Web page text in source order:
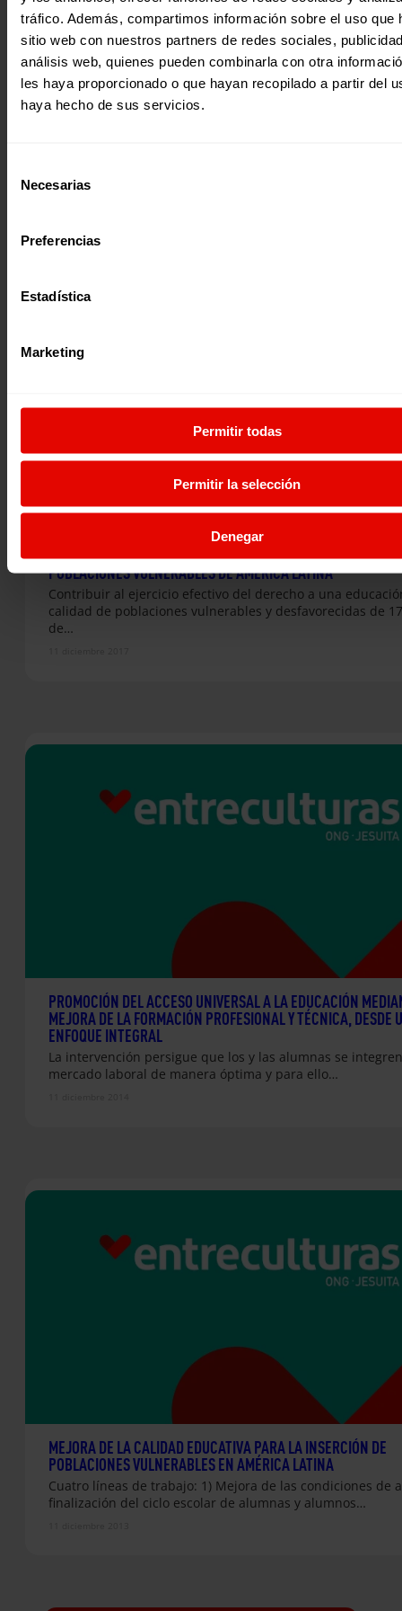
tráfico. Además, compartimos información sobre el uso que
sitio web con nuestros partners de redes sociales,
análisis web, quienes pueden combinarla con otra
les haya proporcionado o que hayan recopilado a partir del
haya hecho de sus servicios.
Necesarias
Preferencias
Estadística
Marketing
Permitir todas
Permitir la selección
Denegar
DINAMIZACIÓN DE LA ECONOMÍA LOCAL EN TRES
distrito de Yasy Cañy.…
CONVENIO DE CALIDAD EDUCATIVA PARA LA INSERCIÓN DE
POBLACIONES VULNERABLES DE AMÉRICA LATINA
Contribuir al ejercicio efectivo del derecho a una
calidad de poblaciones vulnerables y desfavorecidas de
de…
PROMOCIÓN DEL ACCESO UNIVERSAL A LA EDUCACIÓN
MEJORA DE LA FORMACIÓN PROFESIONAL Y TÉCNICA, DESDE
ENFOQUE INTEGRAL
La intervención persigue que los y las alumnas se
mercado laboral de manera óptima y para ello…
MEJORA DE LA CALIDAD EDUCATIVA PARA LA INSERCIÓN DE
POBLACIONES VULNERABLES EN AMÉRICA LATINA
Cuatro líneas de trabajo: 1) Mejora de las condiciones de
finalización del ciclo escolar de alumnas y alumnos…